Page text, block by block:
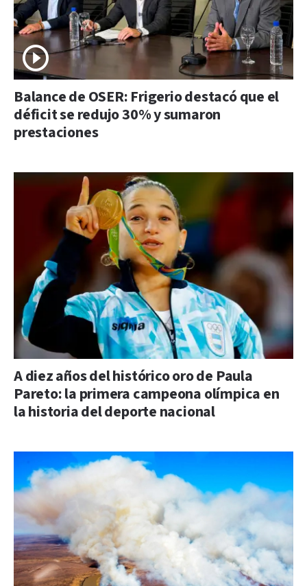
Balance de OSER: Frigerio destacó que el
déficit se redujo 30% y sumaron
prestaciones
A diez años del histórico oro de Paula
Pareto: la primera campeona olímpica en
la historia del deporte nacional